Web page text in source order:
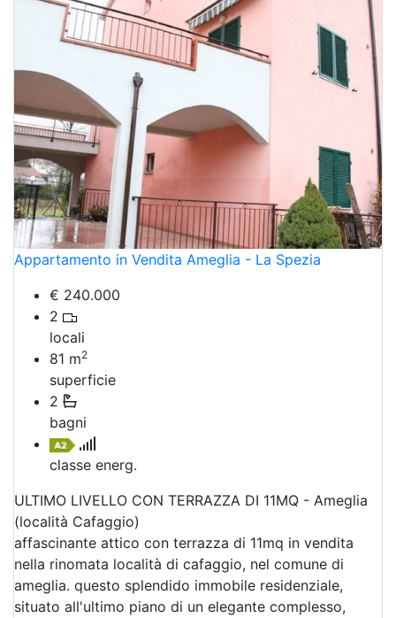
Appartamento in Vendita Ameglia - La Spezia
€ 240.000
2
locali
81 m2
superficie
2
bagni
classe energ.
ULTIMO LIVELLO CON TERRAZZA DI 11MQ - Ameglia
(località Cafaggio)
affascinante attico con terrazza di 11mq in vendita
nella rinomata località di cafaggio, nel comune di
ameglia. questo splendido immobile residenziale,
situato all'ultimo piano di un elegante complesso,